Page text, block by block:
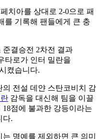
치아를 상대로 2-0으로 패
를 기록해 팬들에게 큰 충
타로가 인터 밀란을
켰습니다.
전설 데얀 스탄코비치 감
감독을 대신해 팀을 이끌
점에 불과한 강등이라는
다.
명예를 제외하면 큰 의미